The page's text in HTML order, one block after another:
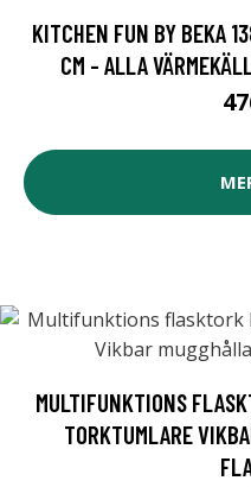
KITCHEN FUN BY BEKA
CM - ALLA
MULTIFUNKTIONS
TORKTUMLARE